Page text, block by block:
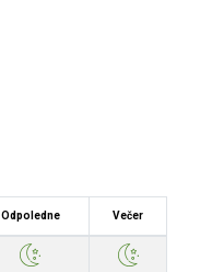
Odpoledne Večer